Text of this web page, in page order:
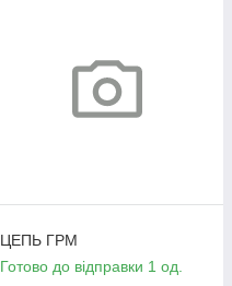
ЦЕПЬ ГРМ
Готово до відправки 1 од.